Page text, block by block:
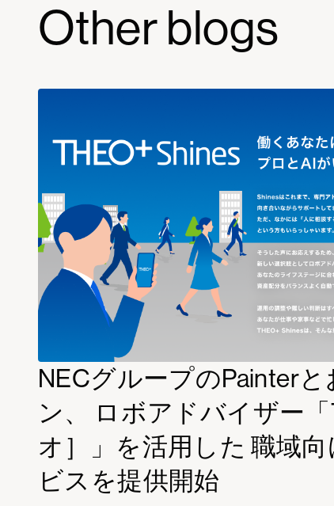
Other blogs
NECグループのPainter
ン、 ロボアドバイザー
オ］」を活用した 職域
ビスを提供開始